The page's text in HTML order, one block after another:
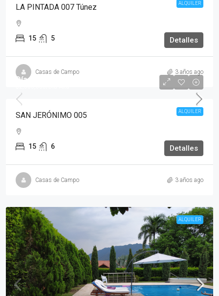
ALQUILER
LA PINTADA 007 Túnez
15 5 Detalles
Casas de Campo 3 años ago
ALQUILER
Día Baja
SAN JERÓNIMO 005
15 6 Detalles
Casas de Campo 3 años ago
ALQUILER